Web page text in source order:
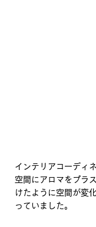
インテリアコーディ
空間にアロマをプラ
けたように空間が変
っていました。